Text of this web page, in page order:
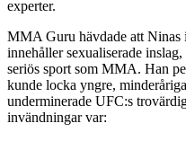
experter.
MMA Guru hävdade att Ninas
innehåller sexualiserade
seriös sport som MMA. Han
kunde locka yngre,
underminerade UFC:s
invändningar var: